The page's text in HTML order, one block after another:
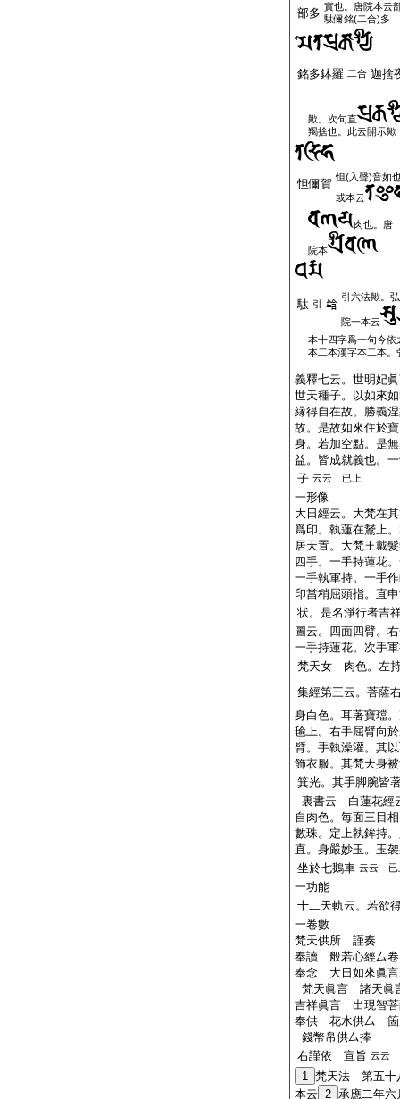
部多 實也。唐院本云
駄儞銘(二合)多
銘多鉢羅 二合 迦捨
歟。次句直
羯捨也。此云開示歟
怛儞賀 怛(入聲)音如
或本云
肉也。唐
院本
駄 引 𤚥
引六法歟。
院一本云
本十四字爲一句今依
本二本漢字本二本。
義釋七云。世明妃
世天種子。以如來
縁得自在故。勝義
故。是故如來住於
身。若加空點。是
益。皆成就義也。
子 云云 已上
一形像
大日經云。大梵在
爲印。執蓮在鵞上
居天置。大梵王戴
四手。一手持蓮花
一手執軍持。一手
印當稍屈頭指。直
状。是名淨行者吉
圖云。四面四臂。
一手持蓮花。次手
梵天女 肉色。左
集經第三云。菩薩
身白色。耳著寶璫
毺上。右手屈臂向
臂。手執澡灌。其
飾衣服。其梵天身
箕光。其手脚腕皆
裏書云 白蓮花經
自肉色。毎面三目
數珠。定上執鉾持
直。身嚴妙玉。玉
坐於七鵝車 云云 已
一功能
十二天軌云。若欲
一卷數
梵天供所 謹奏
奉讀 般若心經厶卷
奉念 大日如來眞
梵天眞言 諸天
吉祥眞言 出現智菩
奉供 花水供厶
錢幣帛供厶捧
右謹依 宣旨 云云
1 梵天法 第五十
本云 2 承應二年六